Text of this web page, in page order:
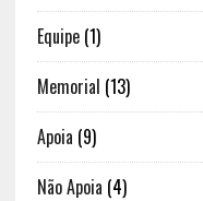
Equipe(1)
Memorial (13)
Apoia (9)
Não Apoia (4)